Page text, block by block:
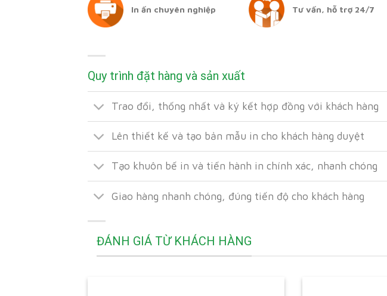
In ấn chuyên nghiệp Tư vấn, hỗ trợ 24/7
Quy trình đặt hàng và sản xuất
Trao đổi, thống nhất và ký kết hợp đồng với khách hàng
Lên thiết kế và tạo bản mẫu in cho khách hàng duyệt
Tạo khuôn bế in và tiến hành in chính xác, nhanh chóng
Giao hàng nhanh chóng, đúng tiến độ cho khách hàng
ĐÁNH GIÁ TỪ KHÁCH HÀNG